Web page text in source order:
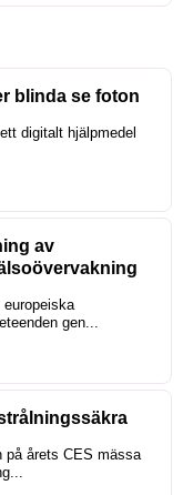
blinda se foton
digitalt hjälpmedel
av
europeiska
gen...
på årets CES mässa